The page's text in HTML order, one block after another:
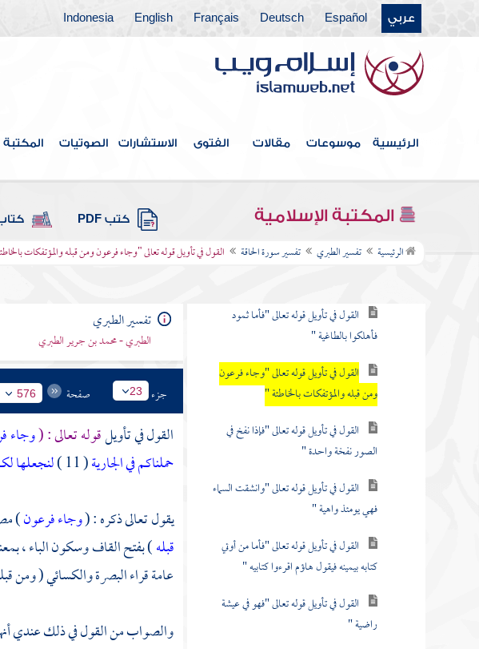
عربي Español
Deutsch
Français
English
Indonesia
الرئيسية موسوعات مقالات الفتوى الاستشارات الصوتيات المكتبة
المكتبة الإسلامية كتب PDF
الرئيسية تفسير الطبري تفسير سورة الحاقة القول في تأويل قوله تعالى "وجاء فرعون ومن قبله والمؤتفكات
تفسير سورة المنافقون
تفسير سورة التغابن
تفسير سورة الطلاق
تفسير سورة التحريم
تفسير سورة الملك
تفسير سورة القلم
تفسير سورة الحاقة
القول في تأويل قوله تعالى "فأما ثمود
فأهلكوا بالطاغية "
القول في تأويل قوله تعالى "وجاء فرعون
ومن قبله والمؤتفكات بالخاطئة "
القول في تأويل قوله تعالى "فإذا نفخ في
الصور نفخة واحدة "
القول في تأويل قوله تعالى "وانشقت السماء
فهي يومئذ واهية "
القول في تأويل قوله تعالى "فأما من أوتي
كتابه بيمينه فيقول هاؤم اقرءوا كتابيه "
القول في تأويل قوله تعالى "فهو في عيشة
راضية "
تفسير الطبري
الطبري - محمد بن جرير الطبري
جزء 23 صفحة 576
القول في تأويلقوله تعالى : (وجاء
حملناكم في الجارية( 11 ) لنجعلها
يقول تعالى ذكره : (وجاء فرعون)
قبله) بفتح القاف وسكون الباء ،
عامة قراءالبصرةوالكسائي( ومن
والصواب من القول في ذلك عندي